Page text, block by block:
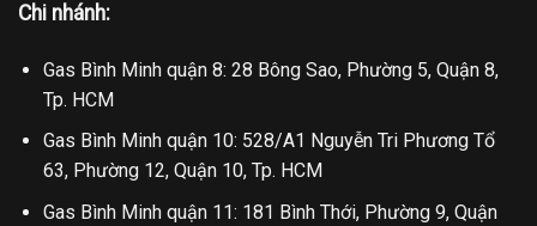
Chi nhánh:
Gas Bình Minh quận 8: 28 Bông Sao, Phường 5, Quận 8,
Tp. HCM
Gas Bình Minh quận 10: 528/A1 Nguyễn Tri Phương Tổ
63, Phường 12, Quận 10, Tp. HCM
Gas Bình Minh quận 11: 181 Bình Thới, Phường 9, Quận